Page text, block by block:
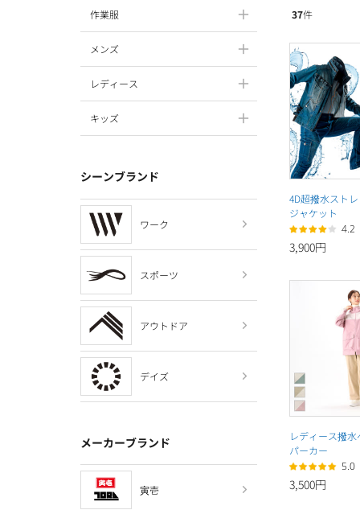
作業服
メンズ
レディース
キッズ
シーンブランド
ワーク
スポーツ
アウトドア
デイズ
メーカーブランド
寅壱
37件
4D超撥水スト
ジャケット
4.2
3,900円
レディース撥
パーカー
5.0
3,500円